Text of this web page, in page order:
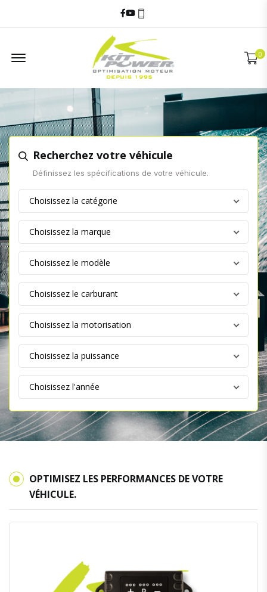
Facebook
Youtube
0
Recherchez votre véhicule
Définissez les spécifications de votre véhicule.
OPTIMISEZ LES PERFORMANCES DE VOTRE
VÉHICULE.